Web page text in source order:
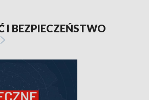
I BEZPIECZEŃSTWO